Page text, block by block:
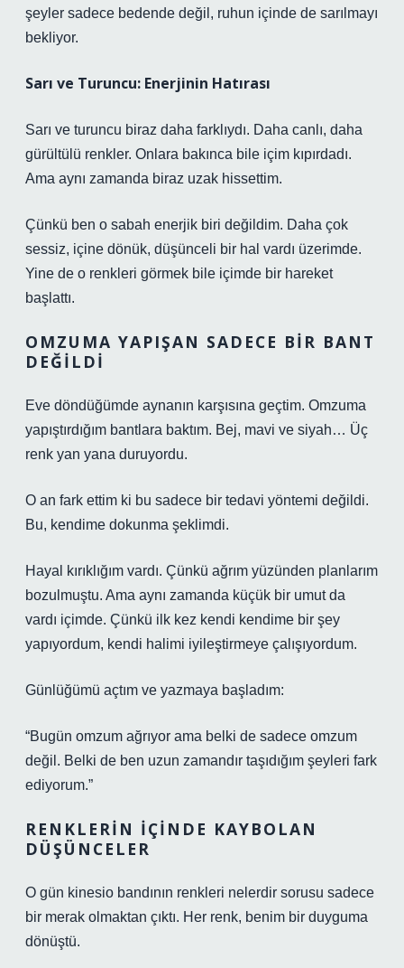
şeyler sadece bedende değil, ruhun içinde de sarılmayı
bekliyor.
Sarı ve Turuncu: Enerjinin Hatırası
Sarı ve turuncu biraz daha farklıydı. Daha canlı, daha
gürültülü renkler. Onlara bakınca bile içim kıpırdadı.
Ama aynı zamanda biraz uzak hissettim.
Çünkü ben o sabah enerjik biri değildim. Daha çok
sessiz, içine dönük, düşünceli bir hal vardı üzerimde.
Yine de o renkleri görmek bile içimde bir hareket
başlattı.
OMZUMA YAPIŞAN SADECE BIR BANT
DEĞILDI
Eve döndüğümde aynanın karşısına geçtim. Omzuma
yapıştırdığım bantlara baktım. Bej, mavi ve siyah… Üç
renk yan yana duruyordu.
O an fark ettim ki bu sadece bir tedavi yöntemi değildi.
Bu, kendime dokunma şeklimdi.
Hayal kırıklığım vardı. Çünkü ağrım yüzünden planlarım
bozulmuştu. Ama aynı zamanda küçük bir umut da
vardı içimde. Çünkü ilk kez kendi kendime bir şey
yapıyordum, kendi halimi iyileştirmeye çalışıyordum.
Günlüğümü açtım ve yazmaya başladım:
“Bugün omzum ağrıyor ama belki de sadece omzum
değil. Belki de ben uzun zamandır taşıdığım şeyleri fark
ediyorum.”
RENKLERIN İÇINDE KAYBOLAN
DÜŞÜNCELER
O gün kinesio bandının renkleri nelerdir sorusu sadece
bir merak olmaktan çıktı. Her renk, benim bir duyguma
dönüştü.